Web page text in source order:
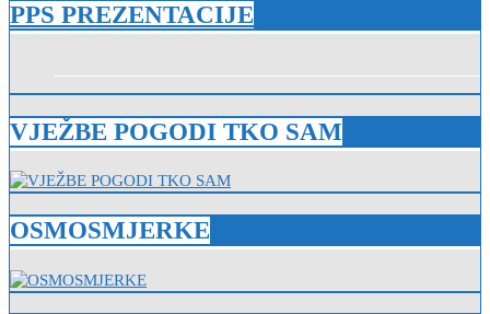
PPS PREZENTACIJE
VJEŽBE POGODI TKO SAM
OSMOSMJERKE